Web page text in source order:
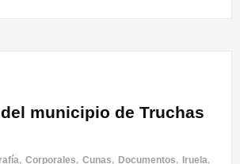
municipio de Truchas
, Corporales, Cunas, Documentos, Iruela,